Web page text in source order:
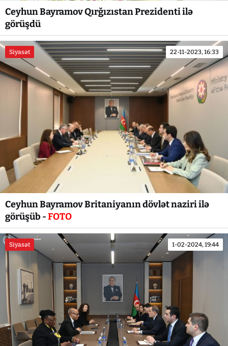
Ceyhun Bayramov Qırğızıstan Prezidenti ilə
görüşdü
Siyasət 22-11-2023, 16:33
Ceyhun Bayramov Britaniyanın dövlət naziri ilə
görüşüb -FOTO
Siyasət 1-02-2024, 19:44